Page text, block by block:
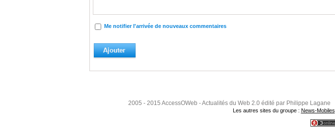
Me notifier l'arrivée de nouveaux commentaires
2005 - 2015 AccessOWeb - Actualités du Web 2.0 édité par Philippe Lagane
Les autres sites du groupe : News-Mobiles